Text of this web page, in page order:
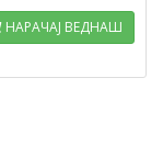
НАРАЧАЈ ВЕДНАШ